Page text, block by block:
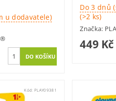
u dodavatele)
Do 3 dnů
(>2 ks)
Značka:
449 Kč
Kód:PLAY09381